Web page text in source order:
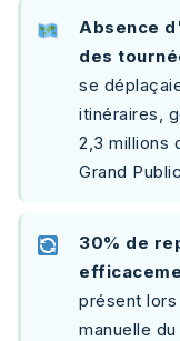
Absence
des
se
itinéraires,
2,3 millions
Grand
30% de
présent
manuelle